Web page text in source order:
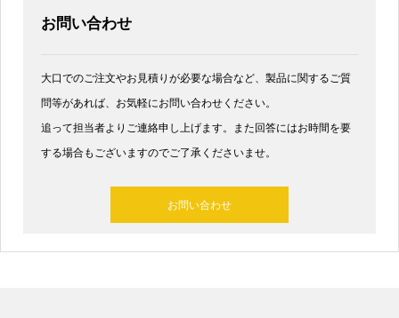
お問い合わせ
大口でのご注文やお見積りが必要な場合など、製品に関するご質
問等があれば、お気軽にお問い合わせください。
追って担当者よりご連絡申し上げます。また回答にはお時間を要
する場合もございますのでご了承くださいませ。​
お問い合わせ